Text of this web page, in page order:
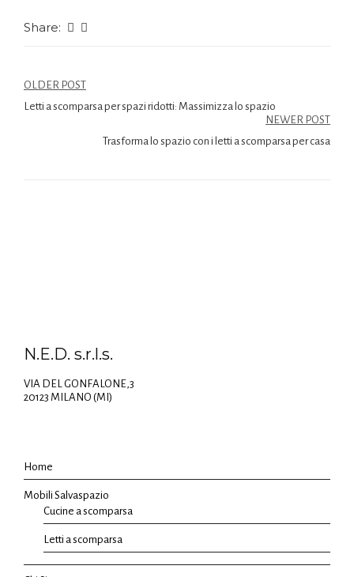
Share:
OLDER POST
Letti a scomparsa per spazi ridotti: Massimizza lo spazio
NEWER POST
Trasforma lo spazio con i letti a scomparsa per casa
N.E.D. s.r.l.s.
VIA DEL GONFALONE,3
20123 MILANO (MI)
Home
Mobili Salvaspazio
Cucine a scomparsa
Letti a scomparsa